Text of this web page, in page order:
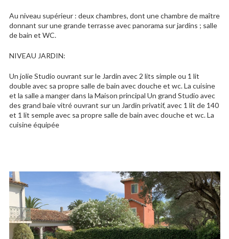
Au niveau supérieur : deux chambres, dont une chambre de maître
donnant sur une grande terrasse avec panorama sur jardins ; salle
de bain et WC.
NIVEAU JARDIN:
Un jolie Studio ouvrant sur le Jardin avec 2 lits simple ou 1 lit
double avec sa propre salle de bain avec douche et wc. La cuisine
et la salle a manger dans la Maison principal Un grand Studio avec
des grand baie vitré ouvrant sur un Jardin privatif, avec 1 lit de 140
et 1 lit semple avec sa propre salle de bain avec douche et wc. La
cuisine équipée